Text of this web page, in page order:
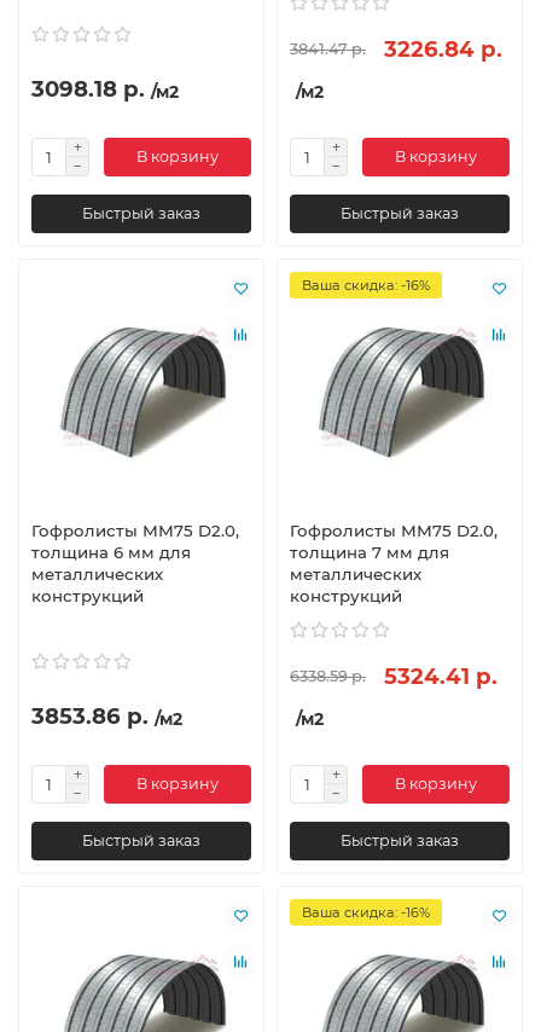
3098.18 р. /м2
В корзину
Быстрый заказ
3841.47 р. 3226.84 р.
/м2
В корзину
Быстрый заказ
Гофролисты ММ75 D2.0,
толщина 6 мм для
металлических
конструкций
3853.86 р. /м2
В корзину
Быстрый заказ
Ваша скидка: -16%
Гофролисты ММ75 D2.0,
толщина 7 мм для
металлических
конструкций
6338.59 р. 5324.41 р.
/м2
В корзину
Быстрый заказ
Ваша скидка: -16%